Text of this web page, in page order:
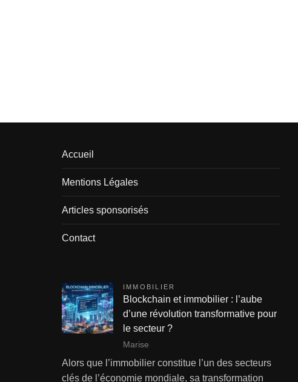
Accueil
Mentions Légales
Articles sponsorisés
Contact
IMMOBILIER
Blockchain et immobilier : l’aube
d’une révolution transformative pour
le secteur ?
Marise
Alors que l’immobilier constitue l’un des secteurs
clés de l’économie mondiale, sa transformation